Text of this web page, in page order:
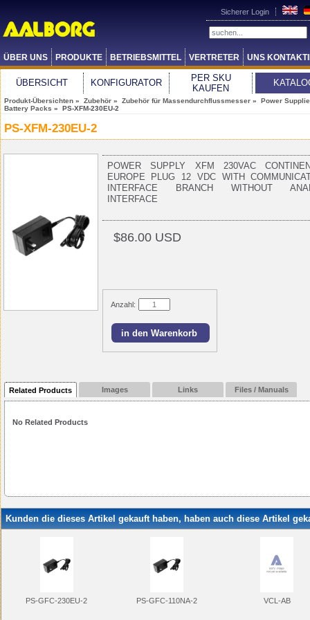
Sicherer Login
ÜBER UNS PRODUKTE BETRIEBSMITTEL VERTRETER UNS
ÜBERSICHT KONFIGURATOR
PER SKU
KAUFEN
Produkt-Übersichten » Zubehör » Zubehör für Massendurchflussmesser » Power
Battery Packs » PS-XFM-230EU-2
PS-XFM-230EU-2
POWER SUPPLY XFM 230VAC
EUROPE PLUG 12 VDC WITH
INTERFACE BRANCH WITHOUT
INTERFACE
$86.00 USD
Anzahl:
Related Products Images Links Files / Manuals
No Related Products
Kunden die dieses Artikel gekauft haben, haben auch diese Artikel
PS-GFC-230EU-2 PS-GFC-110NA-2 VCL-AB